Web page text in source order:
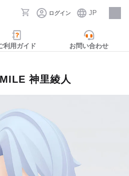
ログイン JP
採用情報
利用ガイド お問い合わせ
神里綾人